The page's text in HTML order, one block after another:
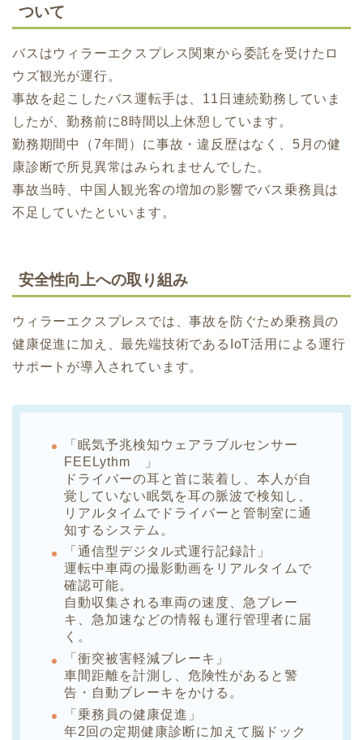
ついて
バスはウィラーエクスプレス関東から委託を受けたロ
ウズ観光が運行。
事故を起こしたバス運転手は、11日連続勤務していま
したが、勤務前に8時間以上休憩しています。
勤務期間中（7年間）に事故・違反歴はなく、5月の健
康診断で所見異常はみられませんでした。
事故当時、中国人観光客の増加の影響でバス乗務員は
不足していたといいます。
安全性向上への取り組み
ウィラーエクスプレスでは、事故を防ぐため乗務員の
健康促進に加え、最先端技術であるIoT活用による運行
サポートが導入されています。
「眠気予兆検知ウェアラブルセンサー
FEELythm 」
ドライバーの耳と首に装着し、本人が自
覚していない眠気を耳の脈波で検知し、
リアルタイムでドライバーと管制室に通
知するシステム。
「通信型デジタル式運行記録計」
運転中車両の撮影動画をリアルタイムで
確認可能。
自動収集される車両の速度、急ブレー
キ、急加速などの情報も運行管理者に届
く。
「衝突被害軽減ブレーキ」
車間距離を計測し、危険性があると警
告・自動ブレーキをかける。
「乗務員の健康促進」
年2回の定期健康診断に加えて脳ドック